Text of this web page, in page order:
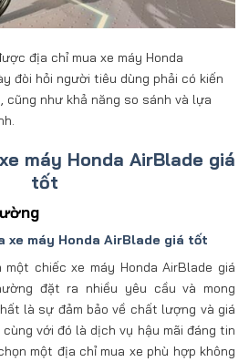
địa chỉ mua xe máy Honda
đòi hỏi người tiêu dùng phải có kiến
như khả năng so sánh và lựa
máy Honda AirBlade giá
tốt
xe máy Honda AirBlade giá tốt
chiếc xe máy Honda AirBlade giá
đặt ra nhiều yêu cầu và mong
là sự đảm bảo về chất lượng và giá
với đó là dịch vụ hậu mãi đáng tin
một địa chỉ mua xe phù hợp không